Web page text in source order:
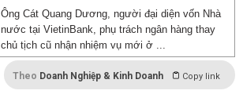
Ông Cát Quang Dương, người đại diện vốn Nhà
nước tại VietinBank, phụ trách ngân hàng thay
chủ tịch cũ nhận nhiệm vụ mới ở ...
Theo Doanh Nghiệp & Kinh Doanh Copy link